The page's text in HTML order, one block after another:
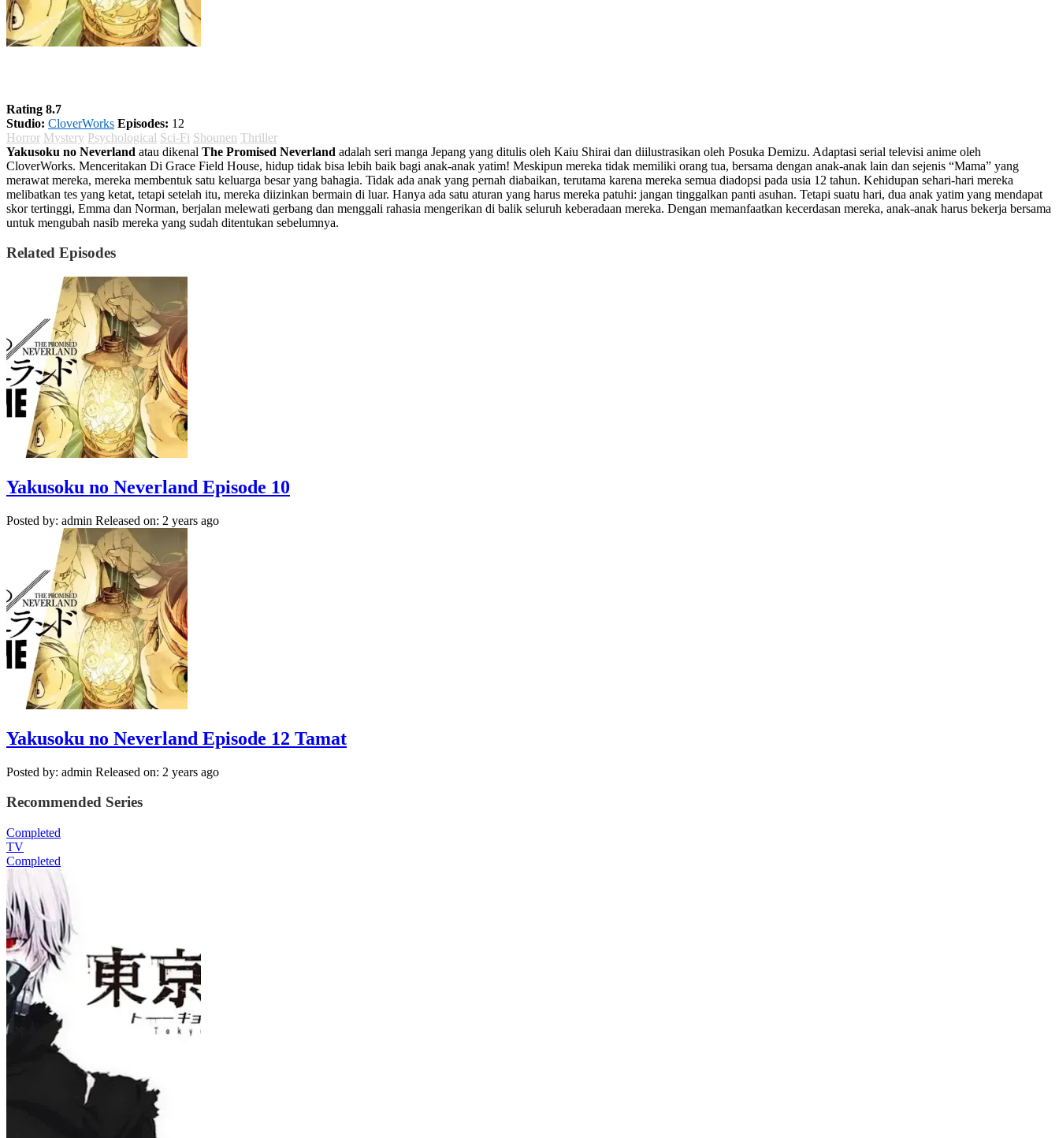
Rating 8.7
Studio: CloverWorks Episodes: 12
Horror Mystery Psychological Sci-Fi Shounen Thriller
Yakusoku no Neverland atau dikenal The Promised Neverland adalah seri manga Jepang yang ditulis oleh Kaiu Shirai dan diilustrasikan oleh Posuka Demizu. Adaptasi serial televisi anime oleh
CloverWorks. Menceritakan Di Grace Field House, hidup tidak bisa lebih baik bagi anak-anak yatim! Meskipun mereka tidak memiliki orang tua, bersama dengan anak-anak lain dan sejenis “Mama” yang
merawat mereka, mereka membentuk satu keluarga besar yang bahagia. Tidak ada anak yang pernah diabaikan, terutama karena mereka semua diadopsi pada usia 12 tahun. Kehidupan sehari-hari mereka
melibatkan tes yang ketat, tetapi setelah itu, mereka diizinkan bermain di luar. Hanya ada satu aturan yang harus mereka patuhi: jangan tinggalkan panti asuhan. Tetapi suatu hari, dua anak yatim yang mendapat
skor tertinggi, Emma dan Norman, berjalan melewati gerbang dan menggali rahasia mengerikan di balik seluruh keberadaan mereka. Dengan memanfaatkan kecerdasan mereka, anak-anak harus bekerja bersama
untuk mengubah nasib mereka yang sudah ditentukan sebelumnya.
Related Episodes
Yakusoku no Neverland Episode 10
Posted by: admin Released on: 2 years ago
Yakusoku no Neverland Episode 12 Tamat
Posted by: admin Released on: 2 years ago
Recommended Series
Completed
TV
Completed